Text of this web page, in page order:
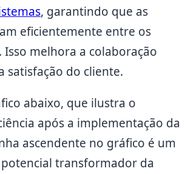
, garantindo que as
eficientemente entre os
melhora a colaboração
satisfação do cliente.
abaixo, que ilustra o
após a implementação da
ascendente no gráfico é um
transformador da